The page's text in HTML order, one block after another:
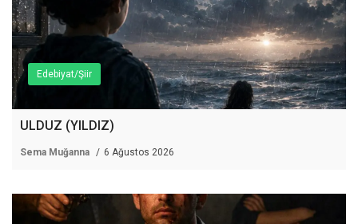
Edebiyat/Şiir
ULDUZ (YILDIZ)
Sema Muğanna 6 Ağustos 2026